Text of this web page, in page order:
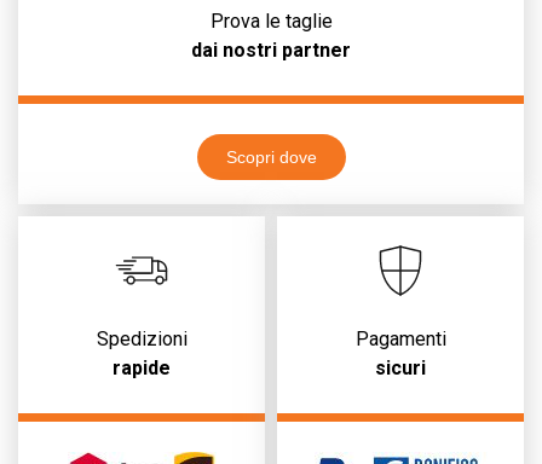
Prova le taglie
dai nostri partner
Scopri dove
Spedizioni
rapide
Pagamenti
sicuri